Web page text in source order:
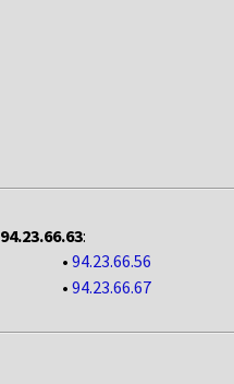
94.23.66.63:
• 94.23.66.56
• 94.23.66.67